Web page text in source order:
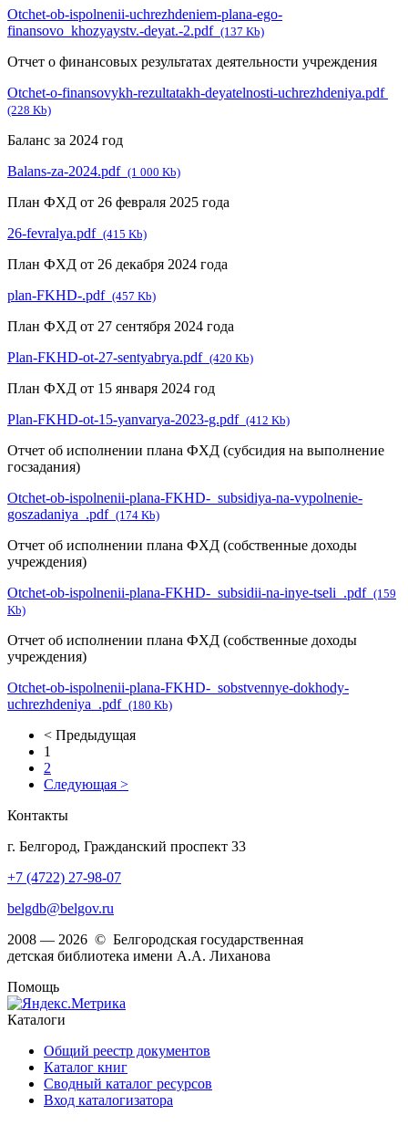
Otchet-ob-ispolnenii-uchrezhdeniem-plana-ego-
finansovo_khozyaystv.-deyat.-2.pdf (137 Kb)
Отчет о финансовых результатах деятельности учреждения
Otchet-o-finansovykh-rezultatakh-deyatelnosti-uchrezhdeniya.pdf
(228 Kb)
Баланс за 2024 год
Balans-za-2024.pdf (1 000 Kb)
План ФХД от 26 февраля 2025 года
26-fevralya.pdf (415 Kb)
План ФХД от 26 декабря 2024 года
plan-FKHD-.pdf (457 Kb)
План ФХД от 27 сентября 2024 года
Plan-FKHD-ot-27-sentyabrya.pdf (420 Kb)
План ФХД от 15 января 2024 год
Plan-FKHD-ot-15-yanvarya-2023-g.pdf (412 Kb)
Отчет об исполнении плана ФХД (субсидия на выполнение
госзадания)
Otchet-ob-ispolnenii-plana-FKHD-_subsidiya-na-vypolnenie-
goszadaniya_.pdf (174 Kb)
Отчет об исполнении плана ФХД (собственные доходы
учреждения)
Otchet-ob-ispolnenii-plana-FKHD-_subsidii-na-inye-tseli_.pdf (159
Kb)
Отчет об исполнении плана ФХД (собственные доходы
учреждения)
Otchet-ob-ispolnenii-plana-FKHD-_sobstvennye-dokhody-
uchrezhdeniya_.pdf (180 Kb)
< Предыдущая
1
2
Следующая >
Контакты
г. Белгород, Гражданский проспект 33
+7 (4722) 27-98-07
belgdb@belgov.ru
2008 — 2026 © Белгородская государственная
детская библиотека имени А.А. Лиханова
Помощь
Каталоги
Общий реестр документов
Каталог книг
Сводный каталог ресурсов
Вход каталогизатора